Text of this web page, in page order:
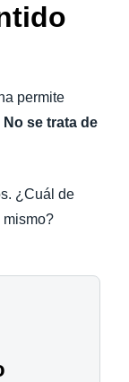
permite
No se trata de
¿Cuál de
mismo?